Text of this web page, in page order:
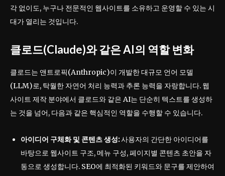
각 없이도, 누구나 전문적인 웹사이트를 소유하고 운영할 수 있는 시
대가 열리는 것입니다.
클로드(Claude)와 같은 AI의 역할 변화
클로드는 앤트로픽(Anthropic)이 개발한 대규모 언어 모델
(LLM)로, 탁월한 자연어 처리 능력과 추론 능력을 자랑합니다. 웹
사이트 제작 분야에서 클로드와 같은 AI는 단순히 텍스트를 생성하
는 것을 넘어, 다음과 같은 핵심적인 역할을 수행할 수 있습니다.
아이디어 구체화 및 콘텐츠 생성:사용자의 간단한 아이디어를
바탕으로 웹사이트 구조, 메뉴 구성, 페이지별 콘텐츠 초안을 자
동으로 생성합니다. SEO에 최적화된 키워드와 문구를 제안하여